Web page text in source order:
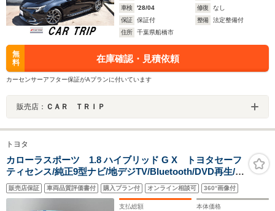
車検 '28/04 修復
なし
保証
保証付 整備
法定整備付
住所
千葉県船橋市
無
料
在庫確認・見積依頼
カーセンサーアフター保証がAプランに付いています
販売店： ＣＡＲ ＴＲＩＰ
トヨタ
カローラスポーツ 1.8 ハイブリッド G X トヨタセーフ
ティセンス/純正9型ナビ/地デジTV/Bluetooth/DVD再生/ブ
ラインドスポットモニター/バックカメラ/ドライブレコー
ダー/ビルトインETC2.0/電子パーキング/オートブレーキ
ホールド/シートヒーター/禁煙車
販売店保証 車両品質評価書付 購入プラン付 オンライン相談可 360°画像付
支払総額 本体価格